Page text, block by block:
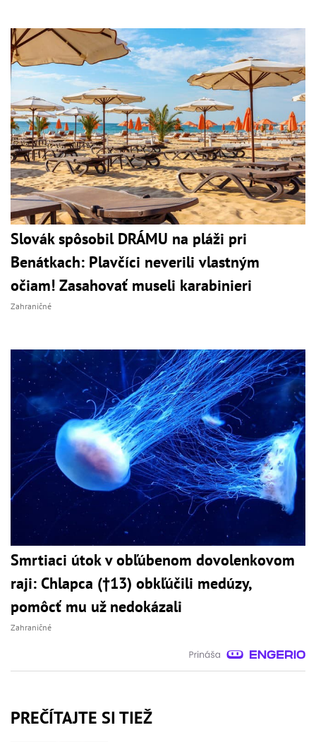
Slovák spôsobil DRÁMU na pláži pri
Benátkach: Plavčíci neverili vlastným
očiam! Zasahovať museli karabinieri
Zahraničné
Smrtiaci útok v obľúbenom dovolenkovom
raji: Chlapca (†13) obkľúčili medúzy,
pomôcť mu už nedokázali
Zahraničné
PREČÍTAJTE SI TIEŽ